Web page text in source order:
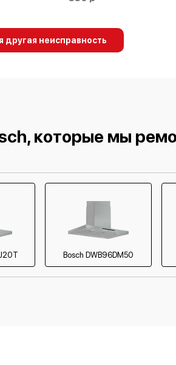
1990 р
другая неисправность
которые мы
Bosch DWB96DM50